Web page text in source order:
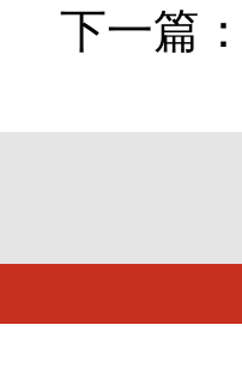
下一篇：